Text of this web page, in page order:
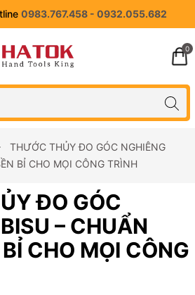
0983.767.458 - 0932.055.682
0
THƯỚC THỦY ĐO GÓC NGHIÊNG
BỈ CHO MỌI CÔNG TRÌNH
ĐO GÓC
– CHUẨN
CHO MỌI CÔNG